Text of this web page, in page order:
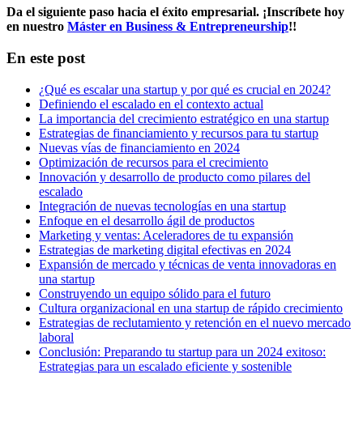
Da el siguiente paso hacia el éxito empresarial. ¡Inscríbete hoy
en nuestro Máster en Business & Entrepreneurship!!
En este post
¿Qué es escalar una startup y por qué es crucial en 2024?
Definiendo el escalado en el contexto actual
La importancia del crecimiento estratégico en una startup
Estrategias de financiamiento y recursos para tu startup
Nuevas vías de financiamiento en 2024
Optimización de recursos para el crecimiento
Innovación y desarrollo de producto como pilares del
escalado
Integración de nuevas tecnologías en una startup
Enfoque en el desarrollo ágil de productos
Marketing y ventas: Aceleradores de tu expansión
Estrategias de marketing digital efectivas en 2024
Expansión de mercado y técnicas de venta innovadoras en
una startup
Construyendo un equipo sólido para el futuro
Cultura organizacional en una startup de rápido crecimiento
Estrategias de reclutamiento y retención en el nuevo mercado
laboral
Conclusión: Preparando tu startup para un 2024 exitoso:
Estrategias para un escalado eficiente y sostenible